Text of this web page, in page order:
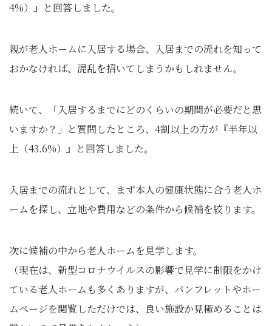
4%）』と回答しました。
親が老人ホームに入居する場合、入居までの流れを知って
おかなければ、混乱を招いてしまうかもしれません。
続いて、「入居するまでにどのくらいの期間が必要だと思
いますか？」と質問したところ、4割以上の方が『半年以
上（43.6%）』と回答しました。
入居までの流れとして、まず本人の健康状態に合う老人ホ
ームを探し、立地や費用などの条件から候補を絞ります。
次に候補の中から老人ホームを見学します。
（現在は、新型コロナウイルスの影響で見学に制限をかけ
ている老人ホームも多くありますが、パンフレットやホー
ムページを閲覧しただけでは、良い施設か見極めることは